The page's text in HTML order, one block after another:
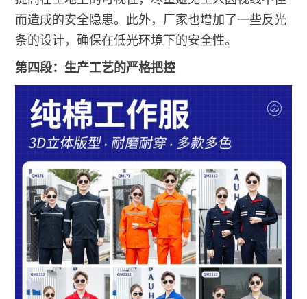
而造成的安全隐患。此外，厂家也增加了一些反光
条的设计，确保在低光环境下的安全性。
第四段：生产工艺的严格把控